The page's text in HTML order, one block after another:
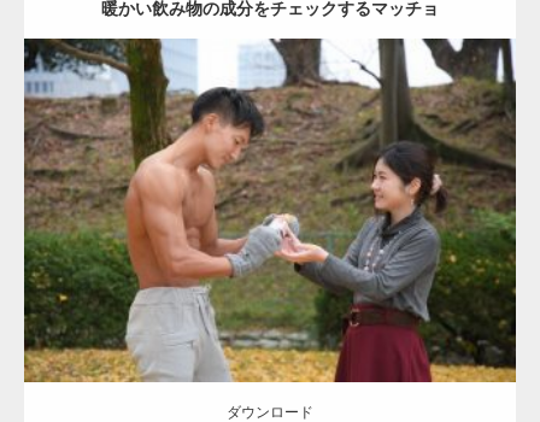
暖かい飲み物の成分をチェックするマッチョ
Update:2021.07.8
Category:公園のマッチョ その他 AKIHITO(細マッチョ) 上腕三頭筋
肩
ダウンロード
ダウンロード